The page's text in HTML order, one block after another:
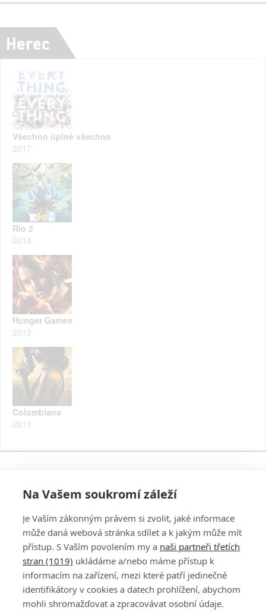
Herec
Všechno úplně všechno
2017
Rio 2
2014
Hunger Games
2012
Colombiana
2011
PŘIHLÁSIT
REGISTROVAT
DISKUZE
Na Vašem soukromí záleží
Je Vaším zákonným právem si zvolit, jaké informace
může daná webová stránka sdílet a k jakým může mít
přístup. S Vaším povolením my a naši partneři třetích
stran (1019) ukládáme a/nebo máme přístup k
informacím na zařízení, mezi které patří jedinečné
identifikátory v cookies a datech prohlížení, abychom
mohli shromažďovat a zpracovávat osobní údaje.